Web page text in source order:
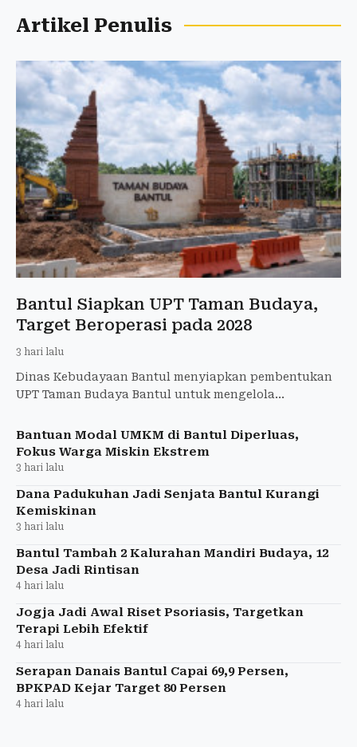
Artikel Penulis
Bantul Siapkan UPT Taman Budaya,
Target Beroperasi pada 2028
3 hari lalu
Dinas Kebudayaan Bantul menyiapkan pembentukan
UPT Taman Budaya Bantul untuk mengelola
hektare. Target terbentuk p
Bantuan Modal UMKM di Bantul Diperluas,
Fokus Warga Miskin Ekstrem
3 hari lalu
Dana Padukuhan Jadi Senjata Bantul Kurangi
Kemiskinan
3 hari lalu
Bantul Tambah 2 Kalurahan Mandiri Budaya, 12
Desa Jadi Rintisan
4 hari lalu
Jogja Jadi Awal Riset Psoriasis, Targetkan
Terapi Lebih Efektif
4 hari lalu
Serapan Danais Bantul Capai 69,9 Persen,
BPKPAD Kejar Target 80 Persen
4 hari lalu